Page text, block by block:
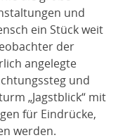
und
ein Stück weit
der
angelegte
und
„Jagstblick“ mit
für Eindrücke,
werden.